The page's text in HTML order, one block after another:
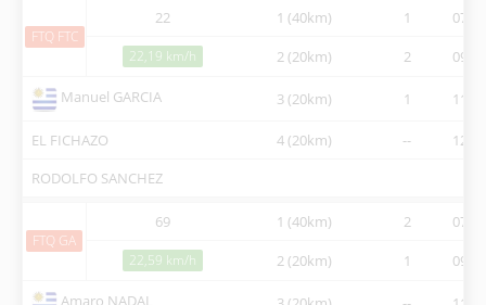
FTQ FTC
22 1 (40km) 1
22,19 km/h 2 (20km) 2
Manuel GARCIA 3 (20km) 1
EL FICHAZO 4 (20km) --
RODOLFO SANCHEZ
FTQ GA
69 1 (40km) 2
22,59 km/h 2 (20km) 1